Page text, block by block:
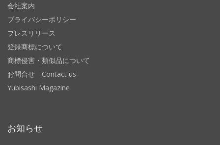
会社案内
プライバシーポリシー
プレスリリース
登録商標について
商標侵害・類似品について
お問合せ Contact us
Yubisashi Magazine
お知らせ